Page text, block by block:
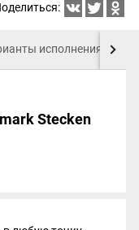
исполнения
Stecken